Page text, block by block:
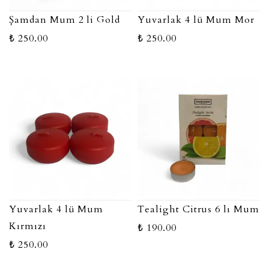
Şamdan Mum 2 li Gold
₺ 250.00
Yuvarlak 4 lü Mum Mor
₺ 250.00
Yuvarlak 4 lü Mum
Kırmızı
₺ 250.00
Tealight Citrus 6 lı Mum
₺ 190.00